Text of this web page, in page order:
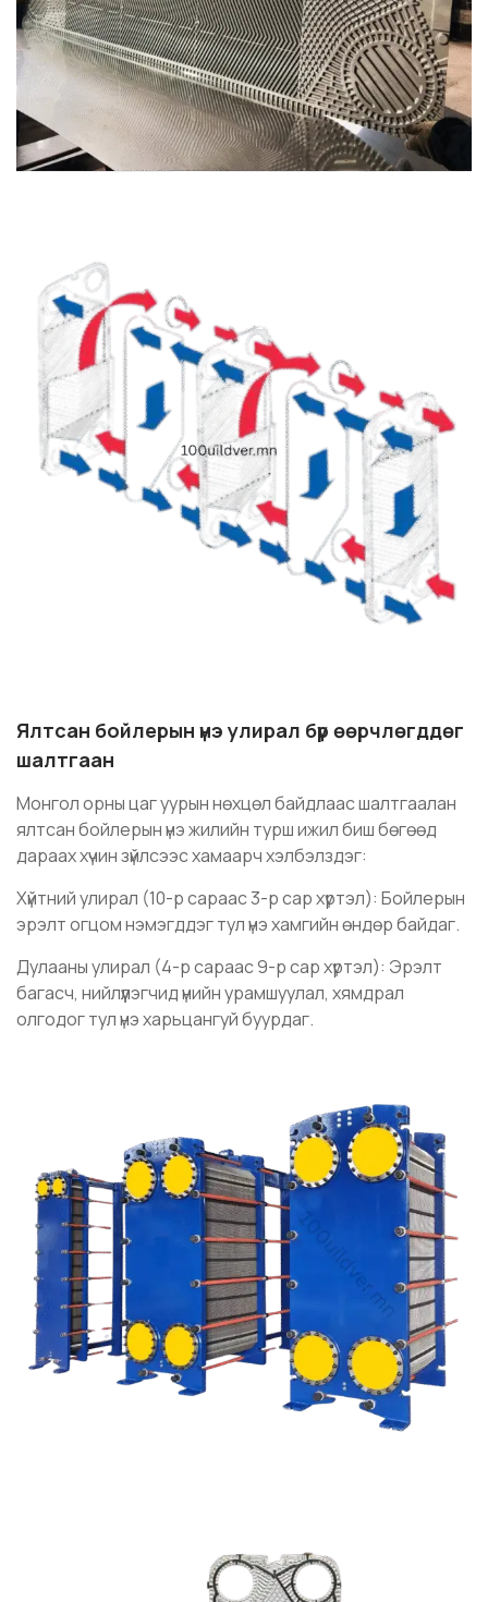
Ялтсан бойлерын үнэ улирал бүр өөрчлөгддөг
шалтгаан
Монгол орны цаг уурын нөхцөл байдлаас шалтгаалан
ялтсан бойлерын үнэ жилийн турш ижил биш бөгөөд
дараах хүчин зүйлсээс хамаарч хэлбэлздэг:
Хүйтний улирал (10-р сараас 3-р сар хүртэл): Бойлерын
эрэлт огцом нэмэгддэг тул үнэ хамгийн өндөр байдаг.
Дулааны улирал (4-р сараас 9-р сар хүртэл): Эрэлт
багасч, нийлүүлэгчид үнийн урамшуулал, хямдрал
олгодог тул үнэ харьцангуй буурдаг.